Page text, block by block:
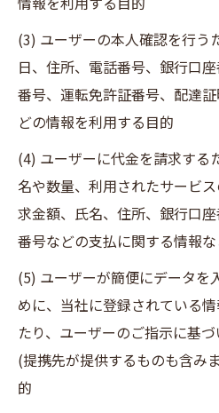
(3) ユーザーの本人確認を行う
日、住所、電話番号、銀行口
番号、運転免許証番号、配達
どの情報を利用する目的
(4) ユーザーに代金を請求する
名や数量、利用されたサービ
求金額、氏名、住所、銀行口
番号などの支払に関する情報
(5) ユーザーが簡便にデータを
めに、当社に登録されている
たり、ユーザーのご指示に基
(提携先が提供するものも含み
的